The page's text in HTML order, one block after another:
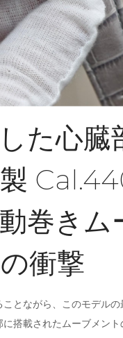
た心臓
製
巻きム
衝撃
とながら、このモデルの
搭載されたムーブメント